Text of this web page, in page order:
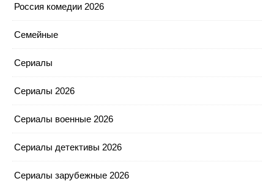
Россия комедии 2026
Семейные
Сериалы
Сериалы 2026
Сериалы военные 2026
Сериалы детективы 2026
Сериалы зарубежные 2026